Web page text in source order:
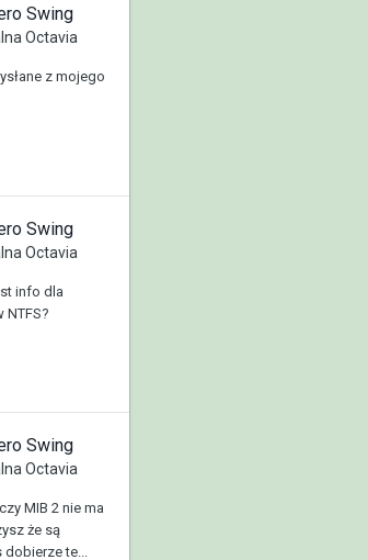
Swing
Octavia
z mojego
Swing
Octavia
info dla
NTFS?
Swing
Octavia
MIB 2 nie ma
że są
te...